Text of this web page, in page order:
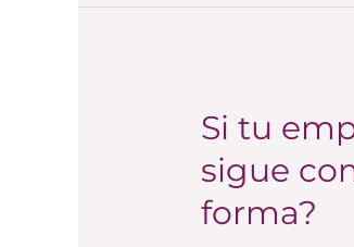
Si tu
sigue
forma?
Si
empresa
está